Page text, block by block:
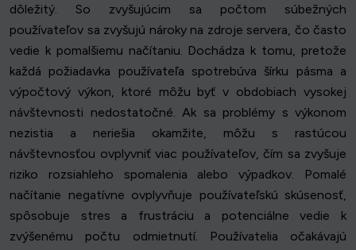
dôležitý. So zvyšujúcim sa počtom súbežných
používateľov sa zvyšujú nároky na zdroje servera, čo často
vedie k pomalšiemu načítaniu. Dochádza k tomu, pretože
každá požiadavka používateľa spotrebúva šírku pásma a
výpočtový výkon, ktoré môžu byť v obdobiach vysokej
návštevnosti nedostatočné. Ak sa problémy s výkonom
nezistia a neriešia okamžite, môžu s rastúcou
návštevnosťou ovplyvniť viac používateľov, čím sa zvyšuje
riziko rozsiahleho spomalenia alebo výpadkov. Pomalé
načítanie negatívne ovplyvňuje používateľskú skúsenosť,
spôsobuje stres a frustráciu a potenciálne vedie k
zvýšenému počtu odmietnutí. Používatelia očakávajú